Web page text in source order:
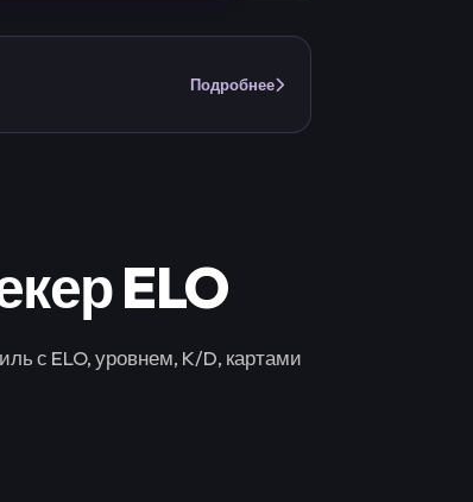
Подробнее
ELO
с ELO, уровнем, K/D, картами